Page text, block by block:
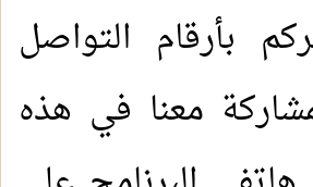
بأرقام التواصل
معنا في هذه